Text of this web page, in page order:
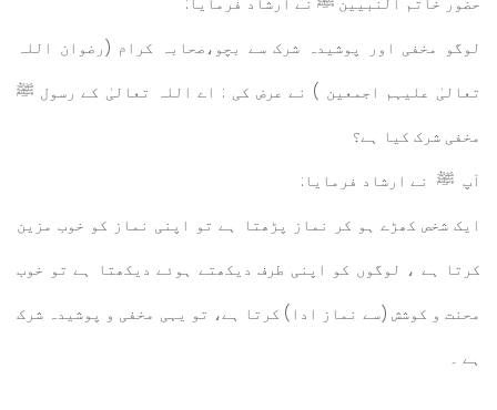
لوگو مخفی اور پوشیدہ شرک سے بچو،صحابہ کرام (رضوان اللہ
تعالیٰ علیہم اجمعین ) نے عرض کی : اے اللہ تعالیٰ کے رسول ﷺ
مخفی شرک کیا ہے؟
آپ ﷺ نے ارشاد فرمایا:
ایک شخص کھڑے ہو کر نماز پڑھتا ہے تو اپنی نماز کو خوب مزین
کرتا ہے ، لوگوں کو اپنی طرف دیکھتے ہوئے دیکھتا ہے تو خوب
محنت و کوشش (سے نماز ادا) کرتا ہے، تو یہی مخفی و پوشیدہ شرک
ہے ۔